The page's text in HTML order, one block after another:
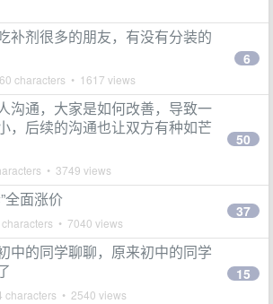
补剂很多的朋友，有没有分装的
characters • 1617 views
6
沟通，大家是如何改善，导致一
，后续的沟通也让双方有种如芒
• 3749 views
50
全面涨价
characters • 7040 views
37
中的同学聊聊，原来初中的同学
characters • 2540 views
15